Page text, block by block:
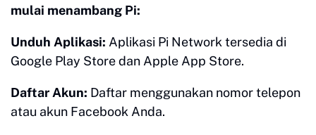
mulai menambang Pi:
Unduh Aplikasi: Aplikasi Pi Network tersedia di
Google Play Store dan Apple App Store.
Daftar Akun: Daftar menggunakan nomor telepon
atau akun Facebook Anda.